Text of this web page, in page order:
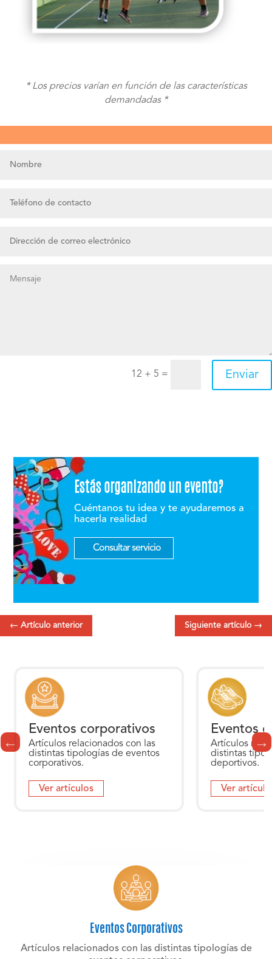
* Los precios varían en función de las características
demandadas *
12 + 5 = Enviar
Estás organizando un evento?
Cuéntanos tu idea y te ayudaremos a
hacerla realidad
Consultar servicio
← Artículo anterior Siguiente artículo→
Eventos corporativos
Artículos relacionados con las
distintas tipologías de eventos
corporativos.
Ver artículos
Eventos
Artículos
distintas
deportivos.
Ver
Eventos Corporativos
Artículos relacionados con las distintas tipologías de